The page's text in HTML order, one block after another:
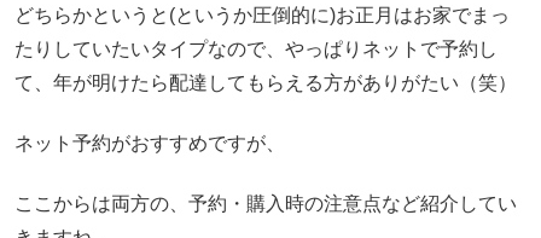
どちらかというと(というか圧倒的に)お正月はお家でまっ
たりしていたいタイプなので、やっぱりネットで予約し
て、年が明けたら配達してもらえる方がありがたい（笑）
ネット予約がおすすめですが、
ここからは両方の、予約・購入時の注意点など紹介してい